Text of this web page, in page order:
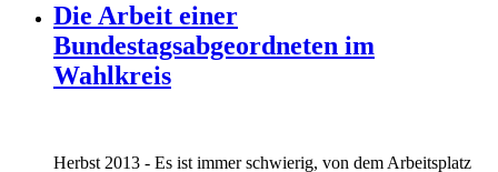
Die Arbeit einer
Bundestagsabgeordneten im
Wahlkreis
Marie_und_Wahlkreis.jpg
Herbst 2013 - Es ist immer schwierig, von dem Arbeitsplatz